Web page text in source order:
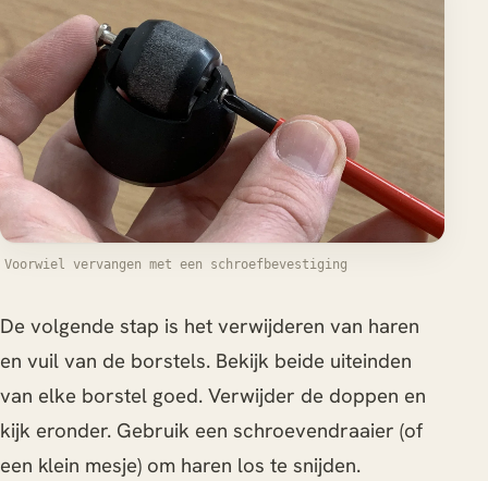
Voorwiel vervangen met een schroefbevestiging
De volgende stap is het verwijderen van haren
en vuil van de borstels. Bekijk beide uiteinden
van elke borstel goed. Verwijder de doppen en
kijk eronder. Gebruik een schroevendraaier (of
een klein mesje) om haren los te snijden.